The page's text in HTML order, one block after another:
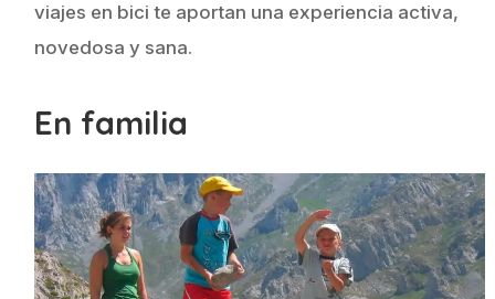
viajes en bici te aportan una experiencia activa,
novedosa y sana.
En familia